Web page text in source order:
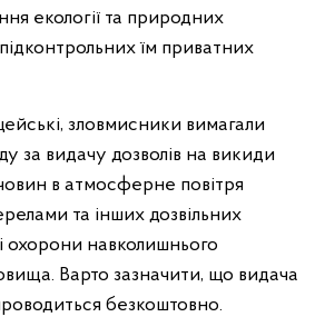
екології та природних
їм приватних
зловмисники вимагали
за видачу дозволів на викиди
в атмосферне повітря
та інших дозвільних
охорони навколишнього
Варто зазначити, що видача
безкоштовно.